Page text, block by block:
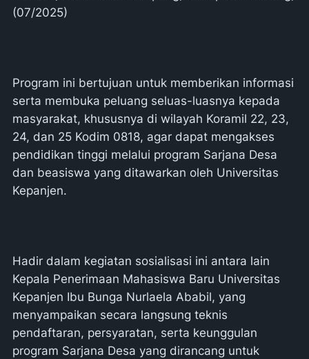
(07/2025)
Program ini bertujuan untuk memberikan informasi
serta membuka peluang seluas-luasnya kepada
masyarakat, khususnya di wilayah Koramil 22, 23,
24, dan 25 Kodim 0818, agar dapat mengakses
pendidikan tinggi melalui program Sarjana Desa
dan beasiswa yang ditawarkan oleh Universitas
Kepanjen.
Hadir dalam kegiatan sosialisasi ini antara lain
Kepala Penerimaan Mahasiswa Baru Universitas
Kepanjen Ibu Bunga Nurlaela Ababil, yang
menyampaikan secara langsung teknis
pendaftaran, persyaratan, serta keunggulan
program Sarjana Desa yang dirancang untuk